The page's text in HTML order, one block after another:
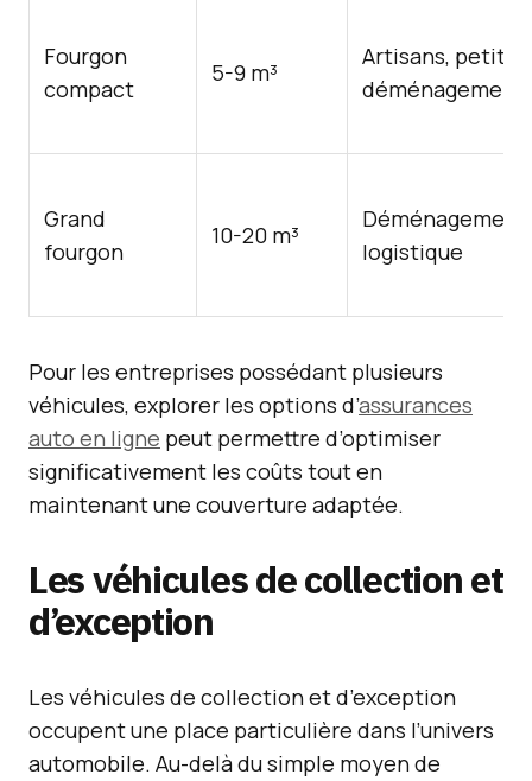
Fourgon
compact
5-9 m³
Artisans, petits
Grand
fourgon
10-20 m³
logistique
Pour les entreprises possédant plusieurs
véhicules, explorer les options d’assurances
auto en ligne peut permettre d’optimiser
significativement les coûts tout en
maintenant une couverture adaptée.
Les véhicules de collection et
d’exception
Les véhicules de collection et d’exception
occupent une place particulière dans l’univers
automobile. Au-delà du simple moyen de